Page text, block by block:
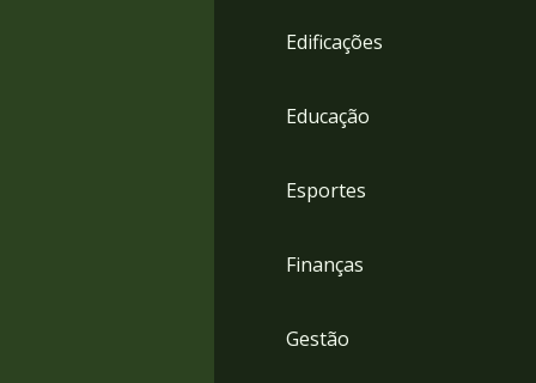
Edificações
Educação
Esportes
Finanças
Gestão